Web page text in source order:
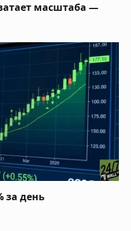
масштаба —
за день